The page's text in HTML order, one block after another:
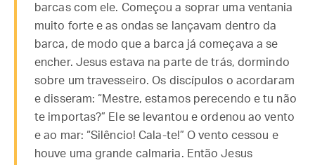
barcas com ele. Começou a soprar uma ventania
muito forte e as ondas se lançavam dentro da
barca, de modo que a barca já começava a se
encher. Jesus estava na parte de trás, dormindo
sobre um travesseiro. Os discípulos o acordaram
e disseram: “Mestre, estamos perecendo e tu não
te importas?” Ele se levantou e ordenou ao vento
e ao mar: “Silêncio! Cala-te!” O vento cessou e
houve uma grande calmaria. Então Jesus